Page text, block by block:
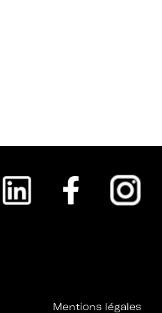
Mentions légales